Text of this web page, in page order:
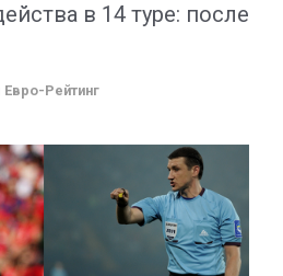
в 14 туре: после
Евро-Рейтинг